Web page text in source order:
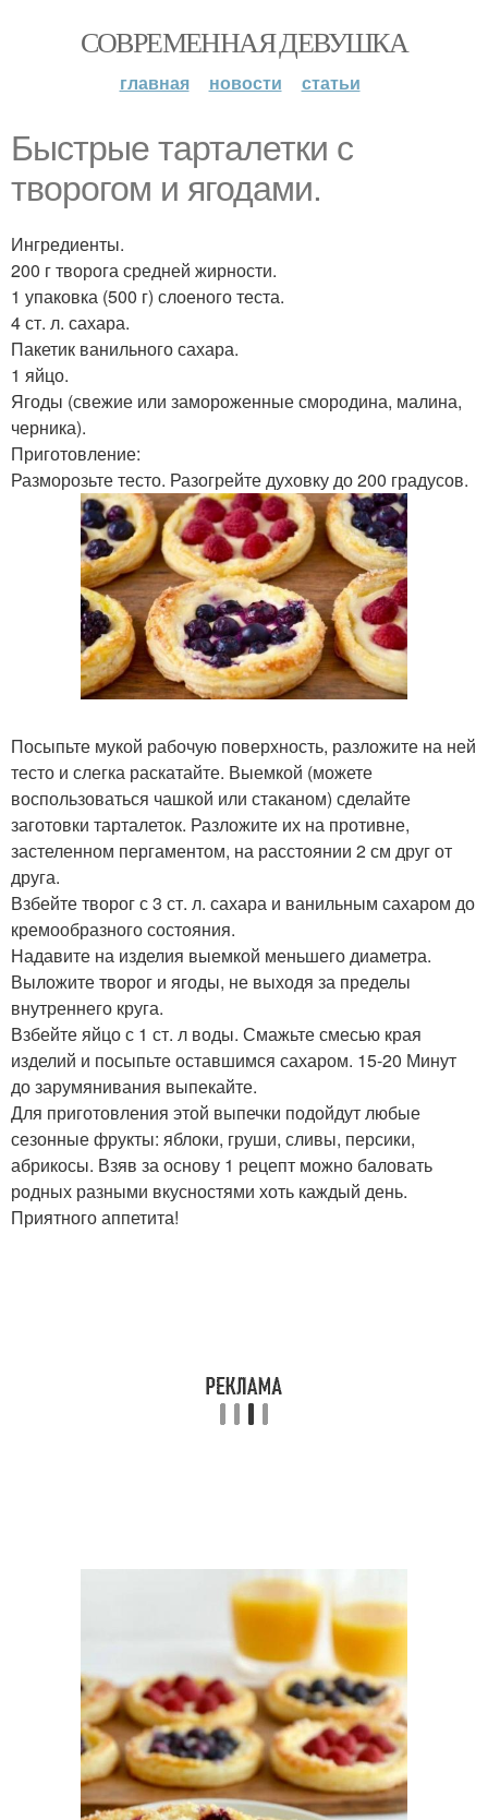
СОВРЕМЕННАЯ ДЕВУШКА
главная новости статьи
Быстрые тарталетки с
творогом и ягодами.
Ингредиенты.
200 г творога средней жирности.
1 упаковка (500 г) слоеного теста.
4 ст. л. сахара.
Пакетик ванильного сахара.
1 яйцо.
Ягоды (свежие или замороженные смородина, малина,
черника).
Приготовление:
Разморозьте тесто. Разогрейте духовку до 200 градусов.
Посыпьте мукой рабочую поверхность, разложите на ней
тесто и слегка раскатайте. Выемкой (можете
воспользоваться чашкой или стаканом) сделайте
заготовки тарталеток. Разложите их на противне,
застеленном пергаментом, на расстоянии 2 см друг от
друга.
Взбейте творог с 3 ст. л. сахара и ванильным сахаром до
кремообразного состояния.
Надавите на изделия выемкой меньшего диаметра.
Выложите творог и ягоды, не выходя за пределы
внутреннего круга.
Взбейте яйцо с 1 ст. л воды. Смажьте смесью края
изделий и посыпьте оставшимся сахаром. 15-20 Минут
до зарумянивания выпекайте.
Для приготовления этой выпечки подойдут любые
сезонные фрукты: яблоки, груши, сливы, персики,
абрикосы. Взяв за основу 1 рецепт можно баловать
родных разными вкусностями хоть каждый день.
Приятного аппетита!